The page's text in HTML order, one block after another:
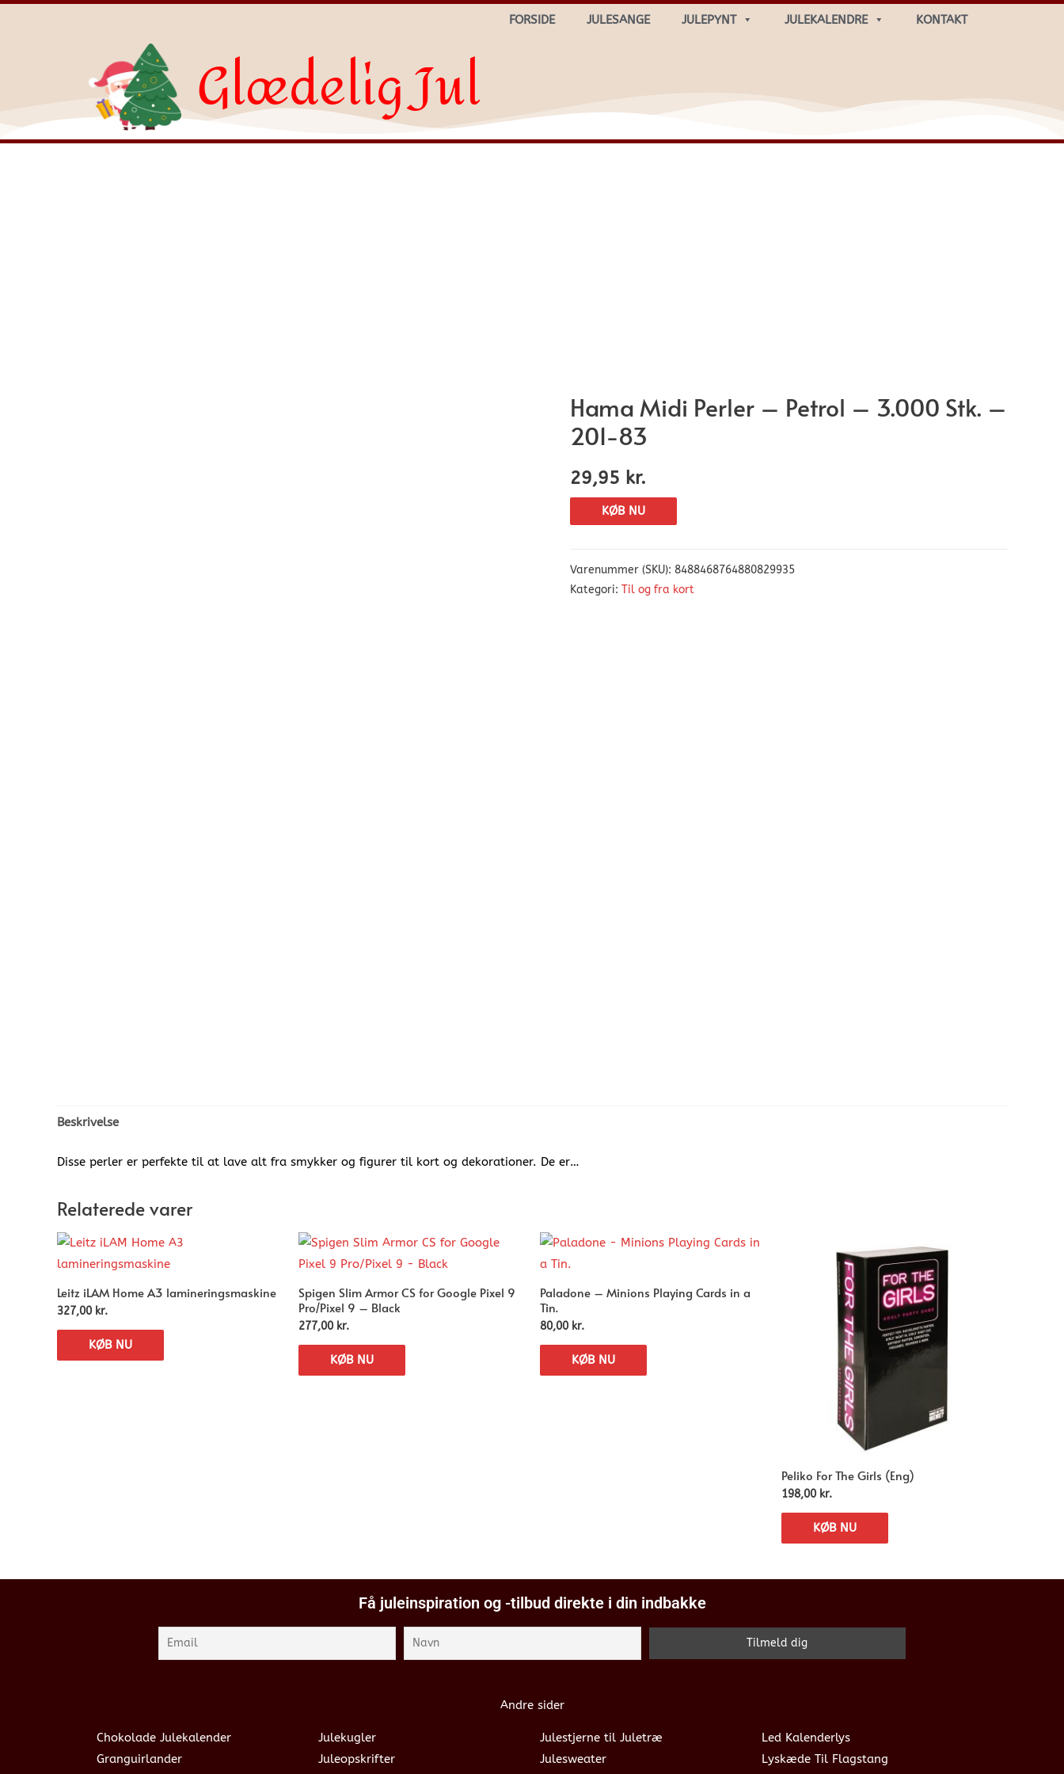
FORSIDE JULESANGE JULEPYNT JULEKALENDRE KONTAKT
Glædelig Jul
Hama Midi Perler – Petrol – 3.000 Stk. –
201-83
29,95 kr.
KØB NU
Varenummer (SKU): 8488468764880829935
Kategori: Til og fra kort
Beskrivelse
Disse perler er perfekte til at lave alt fra smykker og figurer til kort og dekorationer. De er…
Relaterede varer
Leitz iLAM Home A3 lamineringsmaskine
327,00 kr.
KØB NU
Spigen Slim Armor CS for Google Pixel 9
Pro/Pixel 9 – Black
277,00 kr.
KØB NU
Paladone – Minions Playing Cards in a
Tin.
80,00 kr.
KØB NU
Peliko For The Girls (Eng)
198,00 kr.
KØB NU
Få juleinspiration og -tilbud direkte i din indbakke
Andre sider
Chokolade Julekalender
Granguirlander
Julekugler
Juleopskrifter
Julestjerne til Juletræ
Julesweater
Led Kalenderlys
Lyskæde Til Flagstang